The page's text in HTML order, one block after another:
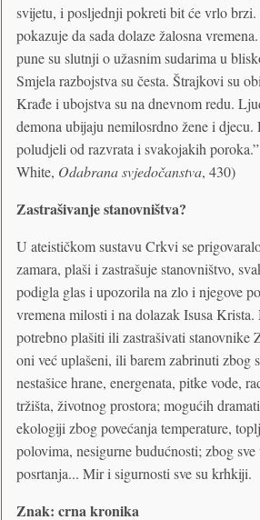
svijetu, i posljednji pokreti bit će vrlo brzi.
pokazuje da sada dolaze žalosna
pune su slutnji o užasnim sudarima u
Smjela razbojstva su česta. Štrajkovi su
Krađe i ubojstva su na dnevnom redu.
demona ubijaju nemilosrdno žene i djecu.
poludjeli od razvrata i svakojakih
White, Odabrana svjedočanstva, 430)
Zastrašivanje stanovništva?
U ateističkom sustavu Crkvi se
zamara, plaši i zastrašuje stanovništvo,
podigla glas i upozorila na zlo i njegove
vremena milosti i na dolazak Isusa
potrebno plašiti ili zastrašivati stanovnike
oni već uplašeni, ili barem zabrinuti zbog
nestašice hrane, energenata, pitke vode,
tržišta, životnog prostora; mogućih
ekologiji zbog povećanja temperature,
polovima, nesigurne budućnosti; zbog
posrtanja... Mir i sigurnosti sve su krhkiji.
Znak: crna kronika